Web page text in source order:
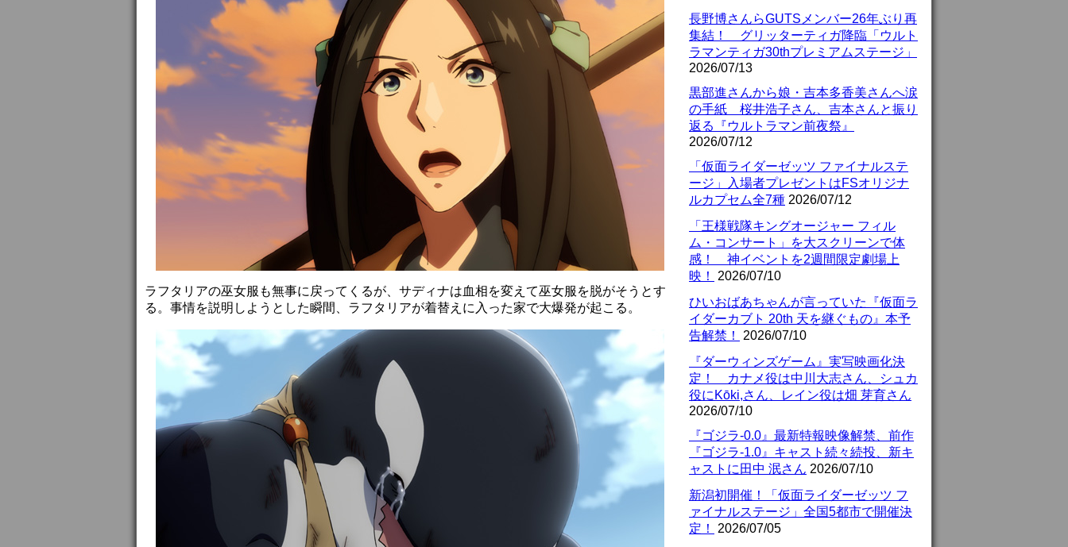
ラフタリアの巫女服も無事に戻ってくるが、サディナは血相を変えて巫女服を脱がそうとす
る。事情を説明しようとした瞬間、ラフタリアが着替えに入った家で大爆発が起こる。
長野博さんらGUTSメンバー26年ぶり再
集結！ グリッターティガ降臨「ウルト
ラマンティガ30thプレミアムステージ」
2026/07/13
黒部進さんから娘・吉本多香美さんへ涙
の手紙 桜井浩子さん、吉本さんと振り
返る『ウルトラマン前夜祭』
2026/07/12
「仮面ライダーゼッツ ファイナルステ
ージ」入場者プレゼントはFSオリジナ
ルカプセム全7種 2026/07/12
「王様戦隊キングオージャー フィル
ム・コンサート」を大スクリーンで体
感！ 神イベントを2週間限定劇場上
映！
2026/07/10
ひいおばあちゃんが言っていた『仮面ラ
イダーカブト 20th 天を継ぐもの』本予
告解禁！
2026/07/10
『ダーウィンズゲーム』実写映画化決
定！ カナメ役は中川大志さん、シュカ
役にKōki,さん、レイン役は畑 芽育さん
2026/07/10
『ゴジラ-0.0』最新特報映像解禁、前作
『ゴジラ-1.0』キャスト続々続投、新キ
ャストに田中 泯さん 2026/07/10
新潟初開催！「仮面ライダーゼッツ フ
ァイナルステージ」全国5都市で開催決
定！
2026/07/05